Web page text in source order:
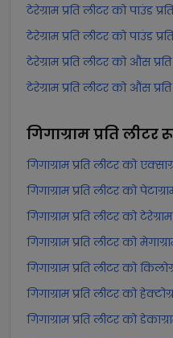
टेरेग्राम प्रति लीटर को पाउंड
टेरेग्राम प्रति लीटर को पाउंड
टेरेग्राम प्रति लीटर को औंस
टेरेग्राम प्रति लीटर को औंस
गिगाग्राम प्रति लीटर
गिगाग्राम प्रति लीटर को
गिगाग्राम प्रति लीटर को
गिगाग्राम प्रति लीटर को
गिगाग्राम प्रति लीटर को
गिगाग्राम प्रति लीटर को
गिगाग्राम प्रति लीटर को
गिगाग्राम प्रति लीटर को